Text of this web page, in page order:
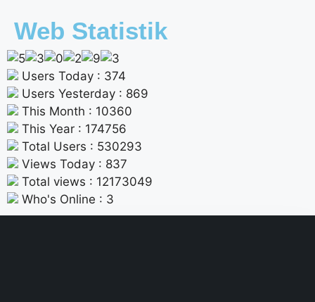
Web Statistik
Users Today : 374
Users Yesterday : 869
This Month : 10360
This Year : 174756
Total Users : 530293
Views Today : 837
Total views : 12173049
Who's Online : 3